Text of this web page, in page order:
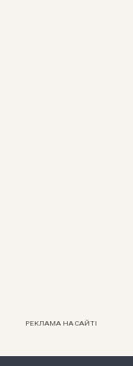
РЕКЛАМА НА САЙТІ